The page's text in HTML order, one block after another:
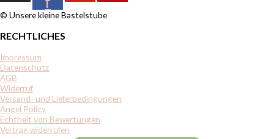
© Unsere kleine Bastelstube
RECHTLICHES
Impressum
Datenschutz
AGB
Widerruf
Versand- und Lieferbedingungen
Angel Policy
Echtheit von Bewertungen
Vertrag widerrufen